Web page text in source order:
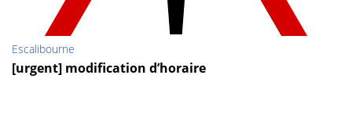
Escalibourne
[urgent] modification d’horaire